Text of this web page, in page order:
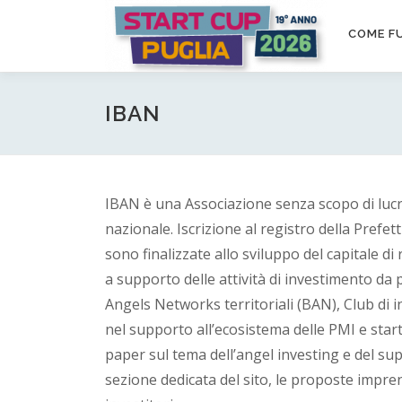
t
r
COME
IBAN
IBAN è una Associazione senza scopo di
nazionale. Iscrizione al registro della
sono finalizzate allo sviluppo del capitale
a supporto delle attività di investimento da
Angels Networks territoriali (BAN), Club di
nel supporto all’ecosistema delle PMI e
paper sul tema dell’angel investing e del
sezione dedicata del sito, le proposte